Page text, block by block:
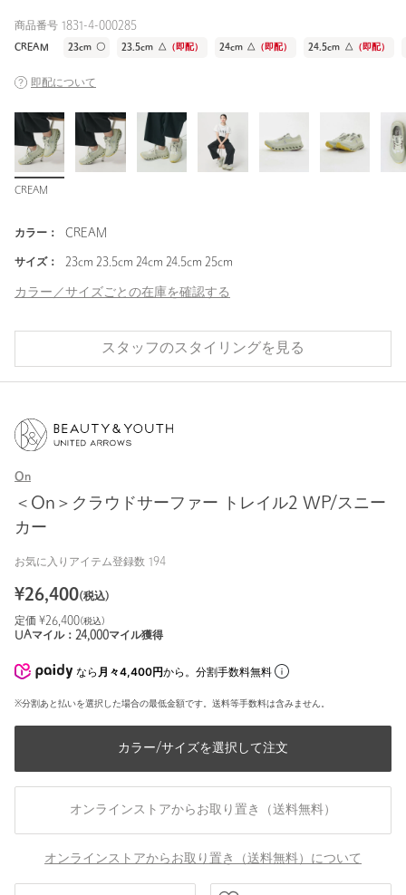
商品番号 1831-4-000285
CREAM 23cm 〇 23.5cm △ （即配） 24cm △ （即配） 24.5cm △ （即配）
即配について
CREAM
カラー： CREAM
サイズ： 23cm 23.5cm 24cm 24.5cm 25cm
カラー／サイズごとの在庫を確認する
スタッフのスタイリングを見る
On
＜On＞クラウドサーファー トレイル2 WP/スニー
カー
お気に入りアイテム登録数 194
¥26,400(税込)
定価 ¥26,400(税込)
UAマイル： 24,000マイル獲得
なら 月々4,400円から。分割手数料無料
※分割あと払いを選択した場合の最低金額です。送料等手数料は含みません。
カラー/サイズを選択して注文
オンラインストアからお取り置き（送料無料）
オンラインストアからお取り置き（送料無料）について